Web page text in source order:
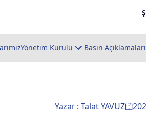
Yönetim Kurulu Basın Açıklamaları
Yazar : Talat YAVUZ